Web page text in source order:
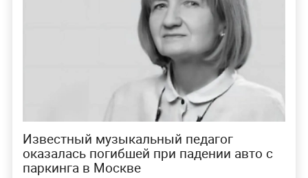
Известный музыкальный педагог
оказалась погибшей при падении авто с
паркинга в Москве